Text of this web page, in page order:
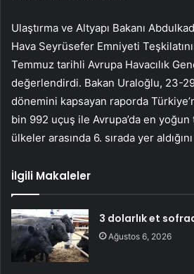
Ulaştırma ve Altyapı Bakanı
Hava Seyrüsefer Emniyeti
Temmuz tarihli Avrupa Havacılık
değerlendirdi. Bakan Uraloğlu, 23-
dönemini kapsayan raporda
bin 992 uçuş ile Avrupa’da en
ülkeler arasında 6. sırada yer
İlgili Makaleler
3 dolarlık et
Ağustos 6, 2026